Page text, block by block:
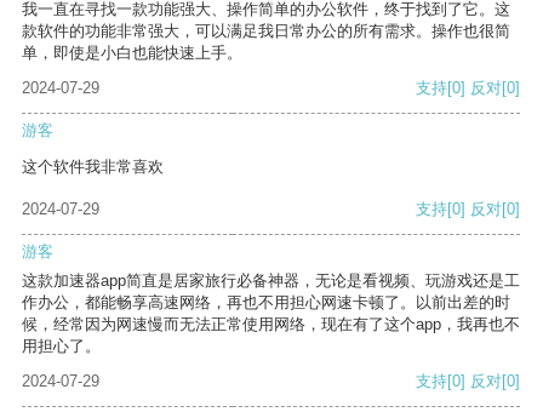
我一直在寻找一款功能强大、操作简单的办公软件，终于找到了它。这
款软件的功能非常强大，可以满足我日常办公的所有需求。操作也很简
单，即使是小白也能快速上手。
2024-07-29
支持[0] 反对[0]
游客
这个软件我非常喜欢
2024-07-29 支持[0] 反对[0]
游客
这款加速器app简直是居家旅行必备神器，无论是看视频、玩游戏还是工
作办公，都能畅享高速网络，再也不用担心网速卡顿了。以前出差的时
候，经常因为网速慢而无法正常使用网络，现在有了这个app，我再也不
用担心了。
2024-07-29
支持[0] 反对[0]